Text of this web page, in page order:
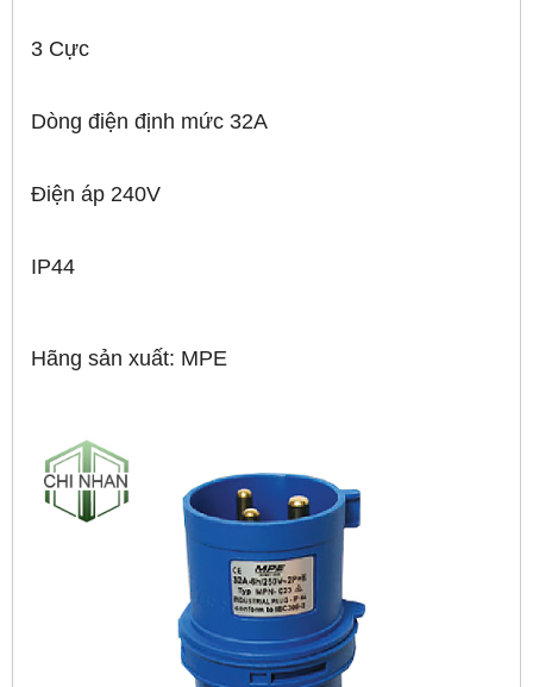
3 Cực
Dòng điện định mức 32A
Điện áp 240V
IP44
Hãng sản xuất: MPE